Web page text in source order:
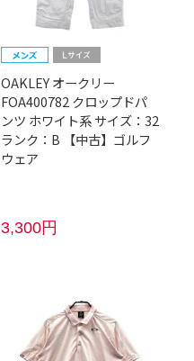
OAKLEY オークリー
FOA400782 クロップドパ
ンツ ホワイト系 サイズ：32
ランク：B 【中古】ゴルフ
ウェア
3,300円